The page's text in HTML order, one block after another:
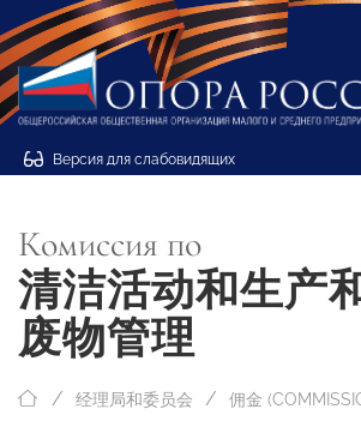
Версия для слабовидящих
Комиссия по
清洁活动和生产
废物管理
经理局和委员会 佣金